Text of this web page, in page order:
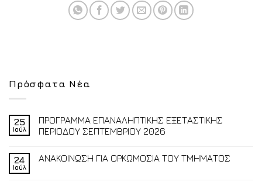
Πρόσφατα Νέα
25
Ιούλ
ΠΡΟΓΡΑΜΜΑ ΕΠΑΝΑΛΗΠΤΙΚΗΣ ΕΞΕΤΑΣΤΙΚΗΣ
ΠΕΡΙΟΔΟΥ ΣΕΠΤΕΜΒΡΙΟΥ 2026
24
Ιούλ
ΑΝΑΚΟΙΝΩΣΗ ΓΙΑ ΟΡΚΩΜΟΣΙΑ ΤΟΥ ΤΜΗΜΑΤΟΣ